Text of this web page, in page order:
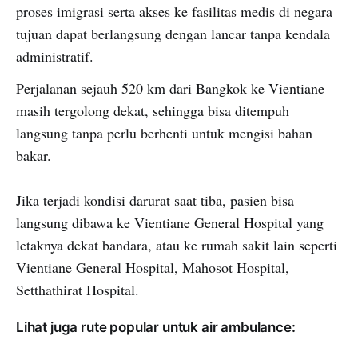
proses imigrasi serta akses ke fasilitas medis di negara
tujuan dapat berlangsung dengan lancar tanpa kendala
administratif.
Perjalanan sejauh 520 km dari Bangkok ke Vientiane
masih tergolong dekat, sehingga bisa ditempuh
langsung tanpa perlu berhenti untuk mengisi bahan
bakar.
Jika terjadi kondisi darurat saat tiba, pasien bisa
langsung dibawa ke Vientiane General Hospital yang
letaknya dekat bandara, atau ke rumah sakit lain seperti
Vientiane General Hospital, Mahosot Hospital,
Setthathirat Hospital.
Lihat juga rute popular untuk air ambulance: